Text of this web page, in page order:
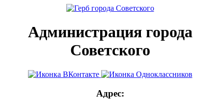
Администрация города
Советского
Адрес: